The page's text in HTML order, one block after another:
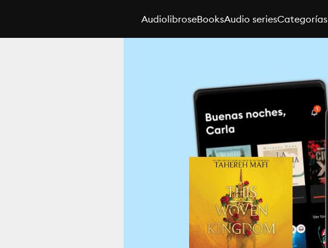
AudiolibroseBooksAudio seriesCategorías